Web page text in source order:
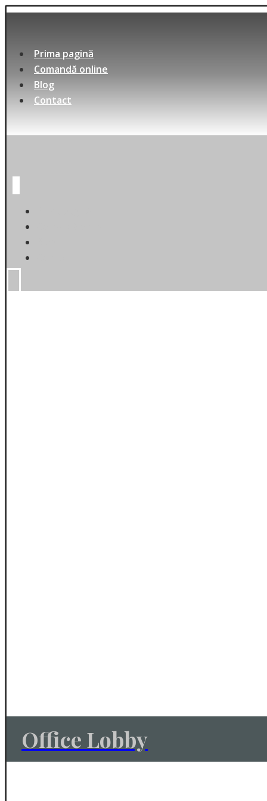
Prima pagină
Comandă online
Blog
Contact
Office Lobby